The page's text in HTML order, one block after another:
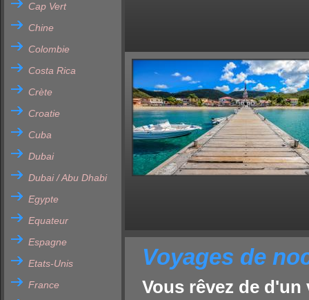
Cap Vert
Chine
Colombie
Costa Rica
Crète
Croatie
Cuba
Dubai
Dubai / Abu Dhabi
Egypte
Equateur
Espagne
Etats-Unis
France
Voyages de
Vous rêvez de d'un